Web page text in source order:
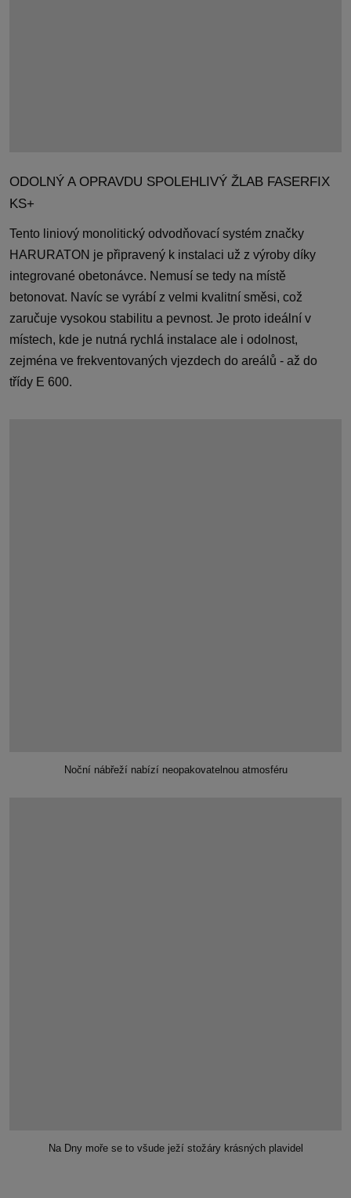
ODOLNÝ A OPRAVDU SPOLEHLIVÝ ŽLAB FASERFIX
KS+
Tento liniový monolitický odvodňovací systém značky
HARURATON je připravený k instalaci už z výroby díky
integrované obetonávce. Nemusí se tedy na místě
betonovat. Navíc se vyrábí z velmi kvalitní směsi, což
zaručuje vysokou stabilitu a pevnost. Je proto ideální v
místech, kde je nutná rychlá instalace ale i odolnost,
zejména ve frekventovaných vjezdech do areálů - až do
třídy E 600.
Noční nábřeží nabízí neopakovatelnou atmosféru
Na Dny moře se to všude ježí stožáry krásných plavidel